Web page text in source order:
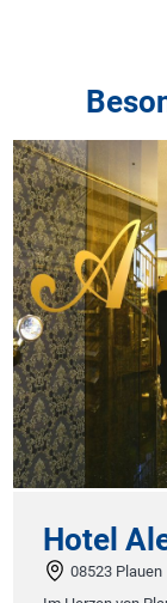
Hotel
08523 Plauen